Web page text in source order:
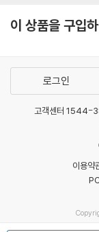
이 상품을 구입
로그인
고객센터 1544-
이용약